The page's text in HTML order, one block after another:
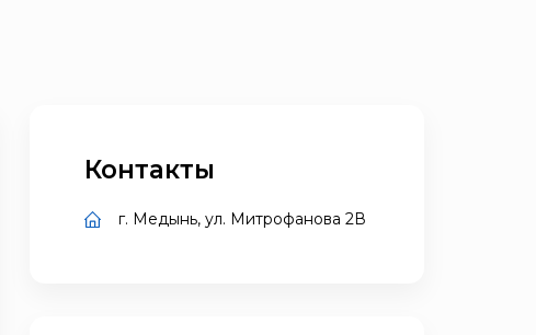
Контакты
г. Медынь, ул. Митрофанова 2В